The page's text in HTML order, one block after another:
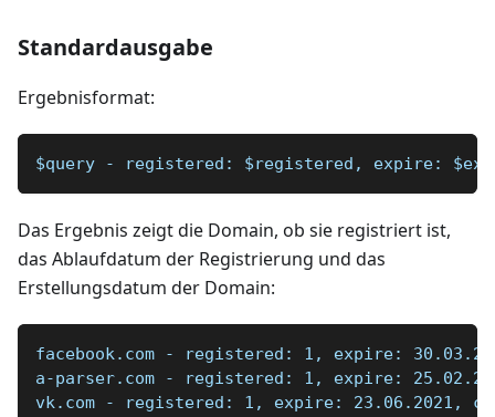
Standardausgabe
Ergebnisformat:
$query - registered: $registered, expire:
Das Ergebnis zeigt die Domain, ob sie registriert ist,
das Ablaufdatum der Registrierung und das
Erstellungsdatum der Domain:
facebook.com - registered: 1, expire:
a-parser.com - registered: 1, expire:
vk.com - registered: 1, expire: 23.06.2021,